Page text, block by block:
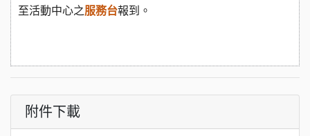
至活動中心之服務台報到。
附件下載